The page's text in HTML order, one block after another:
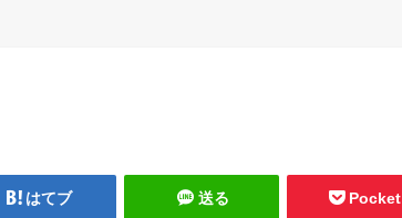
はてブ 送る Pocket